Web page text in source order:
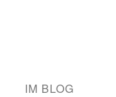
IM BLOG